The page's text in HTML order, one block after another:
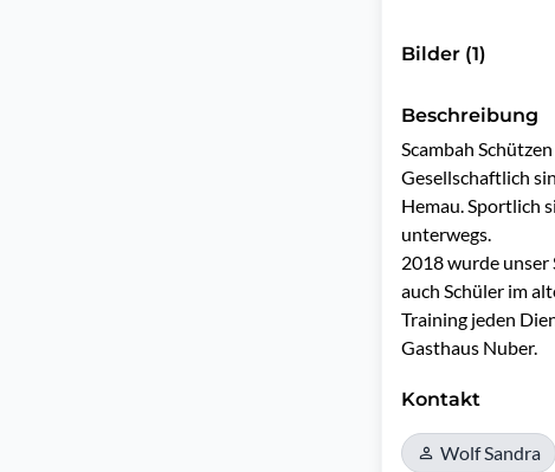
Bilder (1)
Beschreibung
Scambah
Gesellschaftlich
Hemau. Sportlich
unterwegs.
2018 wurde
auch Schüler im
Training jeden
Gasthaus Nuber.
Kontakt
Wolf Sandra